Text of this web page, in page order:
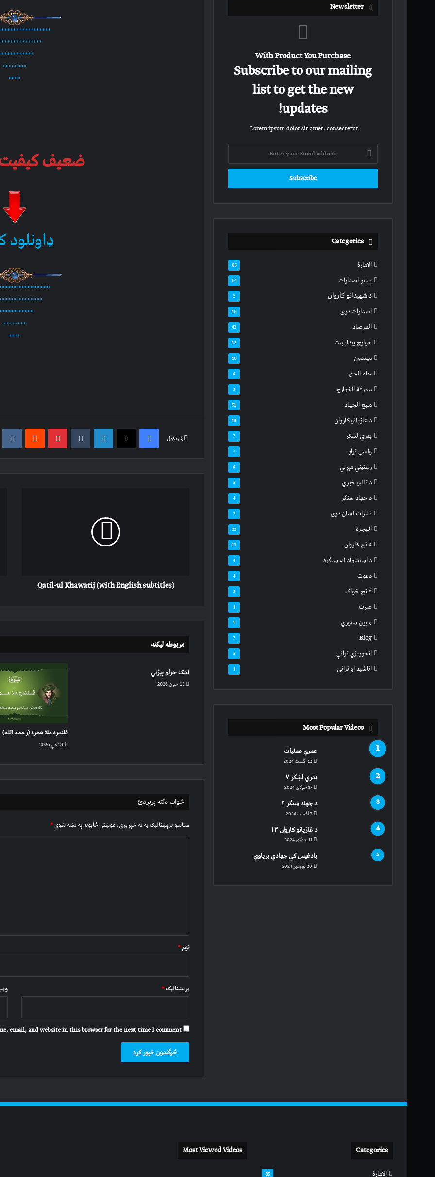
********
****
ضعیف کیفیت 10 ام
********
****
شریکول
Facebook
X
LinkedIn
Tumblr
Pinterest
Reddit
Qatil-ul Khawarij (with English subtitles)
مربوطه لیکنه
نمک حرام پیژني
13 جون 2026
قلندره ملا عمره (رحمه الله)
24 مې 2026
ځواب دلته پرېږدئ
ستاسو برېښناليک به نه خپريږي.غوښتى ځایونه په نښه شوي*
*
نوم*
بریښنالیک*
email, and website in this browser for the next time I comment.
Newsletter
With Product You Purchase
Subscribe to our mailing
list to get the new
updates!
Lorem ipsum dolor sit amet, consectetur.
Enter
your
Email
Categories
الامارة 85
پښتو اصدارات 64
د شهیدانو کاروان 2
اصدارات دری 16
المرصاد 42
خوارج پیدایښت 12
مهتدون 10
جاء الحق 6
معرفة الخوارج 3
منبع الجهاد 51
د غازیانو کاروان 13
بدري لښکر 7
ولسي تړاو 7
رښتیني مېړني 6
د تللیو خبري 5
د جهاد سنګر 4
نشرات لسان دری 2
الهجرة 32
فاتح کاروان 12
د استشهاد له سنګره 4
دعوت 4
فاتح ځواک 3
عبرت 3
سپين ستوري 1
Blog
7
انځوریزي ترانې 5
اناشید او ترانې 3
Most Popular Videos
عمري عملیات
12 اگست 2024
بدري لښکر ۷
17 جولای 2024
د جهاد سنګر ۲
7 اگست 2024
د غازیانو کاروان ۱۳
11 جولای 2024
بادغیس کې جهادي بریاوي
20 نوومبر 2024
Categories
الامارة 85
Most Viewed Videos